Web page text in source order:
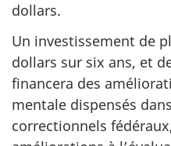
dollars.
Un investissement de
dollars sur six ans, et
financera des
mentale dispensés
correctionnels